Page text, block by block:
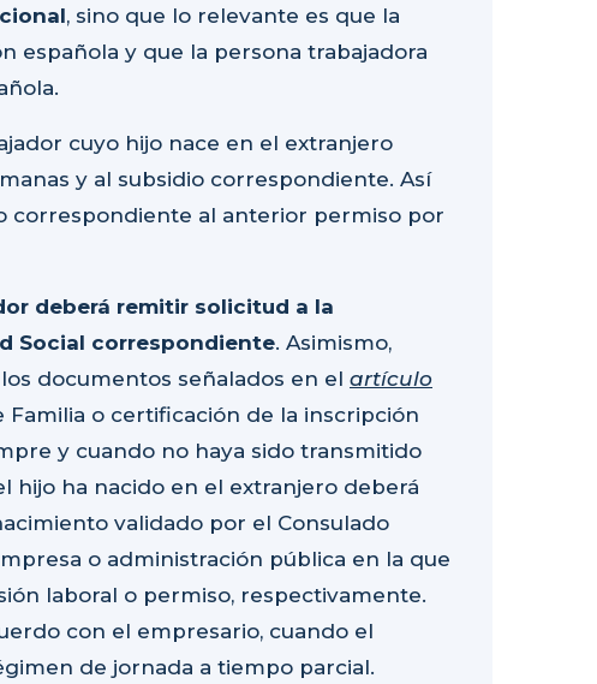
, sino que lo relevante es que la
española y que la persona trabajadora
cuyo hijo nace en el extranjero
y al subsidio correspondiente. Así
correspondiente al anterior permiso por
deberá remitir solicitud a la
Social correspondiente. Asimismo,
documentos señalados en el artículo
Familia o certificación de la inscripción
y cuando no haya sido transmitido
hijo ha nacido en el extranjero deberá
validado por el Consulado
o administración pública en la que
laboral o permiso, respectivamente.
con el empresario, cuando el
de jornada a tiempo parcial.